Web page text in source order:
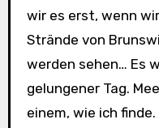
wir es erst, wenn
Strände von
werden sehen… Es
gelungener Tag.
einem, wie ich